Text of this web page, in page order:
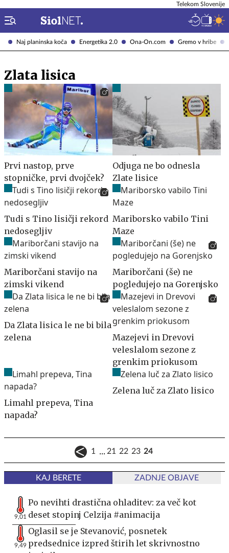
Naj planinska koča Energetika 2.0 Ona-On.com Gremo v hribe
Telekom Slovenije
Zlata lisica
Prvi nastop, prve
stopničke, prvi dvojček?
Odjuga ne bo odnesla
Zlate lisice
Tudi s Tino lisičji rekord
nedosegljiv
Mariborsko vabilo Tini
Maze
Mariborčani stavijo na
zimski vikend
Mariborčani (še) ne
pogledujejo na Gorenjsko
Da Zlata lisica le ne bi bila
zelena
Mazejevi in Drevovi
veleslalom sezone z
grenkim priokusom
Limahl prepeva, Tina
napada?
Zelena luč za Zlato lisico
1 ... 21 22 23 24
KAJ BERETE ZADNJE OBJAVE
9,01
Po nevihti drastična ohladitev: za več kot
deset stopinj Celzija #animacija
9,49
Oglasil se je Stevanović, posnetek
predsednice izpred štirih let skrivnostno